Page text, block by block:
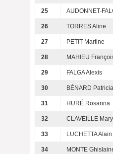
25 AUDONNET-
26 TORRES Aline
27 PETIT Martine
28 MAHIEU
29 FALGA Alexis
30 BÉNARD Patricia
31 HURÉ Rosanna
32 CLAVEILLE
33 LUCHETTA Alain
34 MONTE